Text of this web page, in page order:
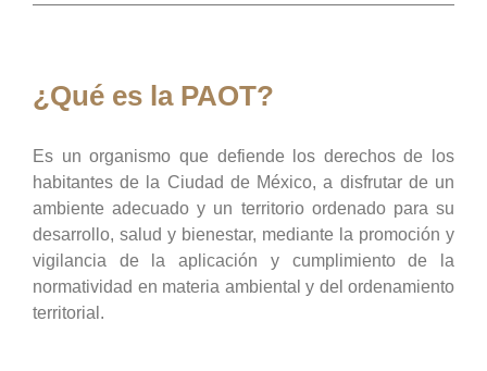
¿Qué es la PAOT?
Es un organismo que defiende los derechos de los
habitantes de la Ciudad de México, a disfrutar de un
ambiente adecuado y un territorio ordenado para su
desarrollo, salud y bienestar, mediante la promoción y
vigilancia de la aplicación y cumplimiento de la
normatividad en materia ambiental y del ordenamiento
territorial.